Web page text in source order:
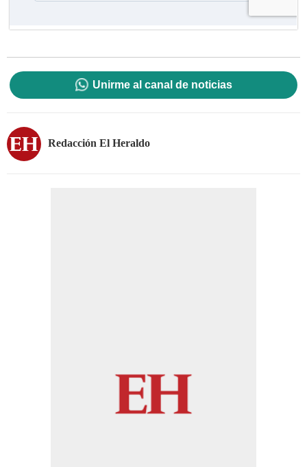
Unirme al canal de noticias
Redacción El Heraldo